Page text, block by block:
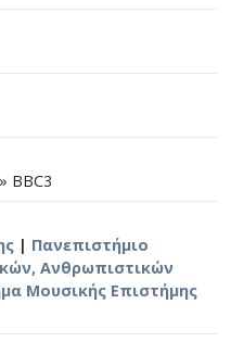
ΒBC3
| Πανεπιστήμιο
Ανθρωπιστικών
Μουσικής Επιστήμης